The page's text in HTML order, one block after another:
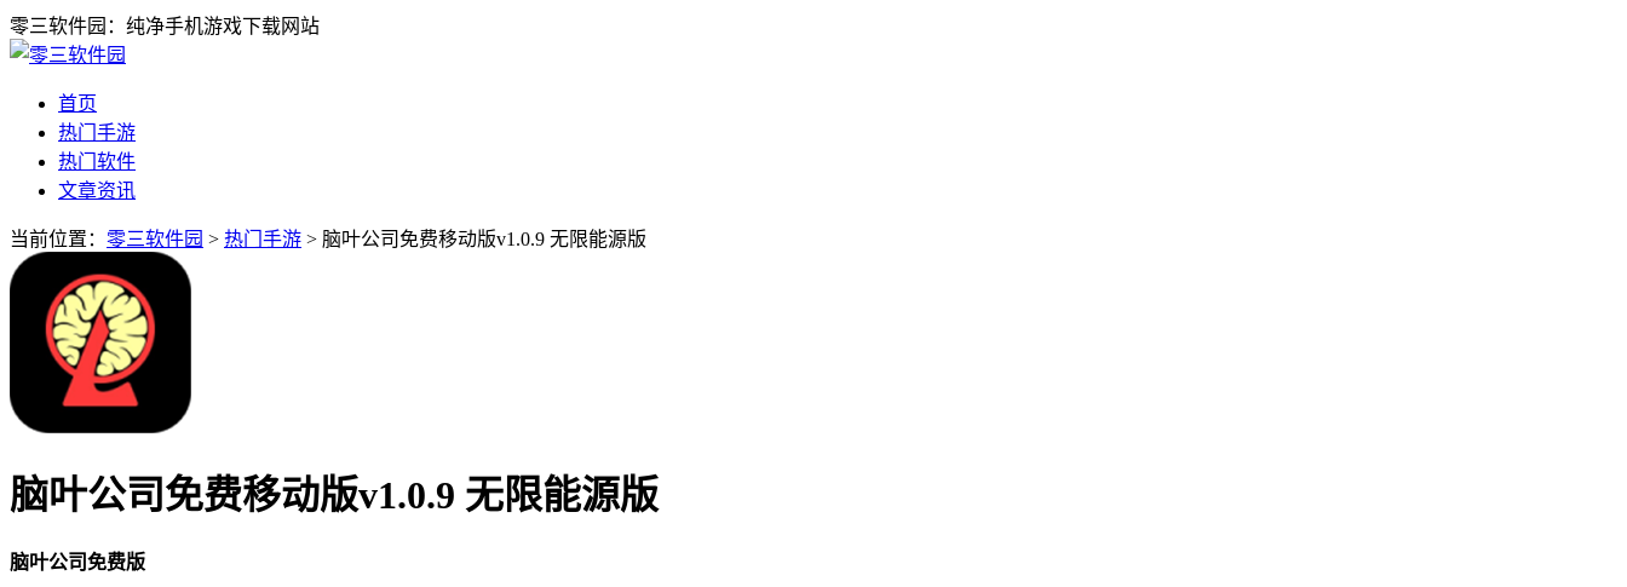
零三软件园：纯净手机游戏下载网站
首页
热门手游
热门软件
文章资讯
当前位置： 零三软件园 > 热门手游 > 脑叶公司免费移动版v1.0.9 无限能源版
脑叶公司免费移动版v1.0.9 无限能源版
脑叶公司免费版